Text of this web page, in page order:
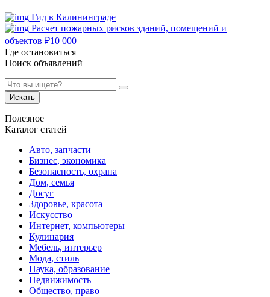
Гид в Калининграде
Расчет пожарных рисков зданий, помещений и
объектов ₽10 000
Где остановиться
Поиск объявлений
Искать
Полезное
Каталог статей
Авто, запчасти
Бизнес, экономика
Безопасность, охрана
Дом, семья
Досуг
Здоровье, красота
Искусство
Интернет, компьютеры
Кулинария
Мебель, интерьер
Мода, стиль
Наука, образование
Недвижимость
Общество, право